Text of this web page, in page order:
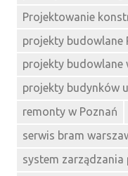
Projektowanie
projekty budowlane
projekty budowlane
projekty budynków
remonty w Poznań
serwis bram
system